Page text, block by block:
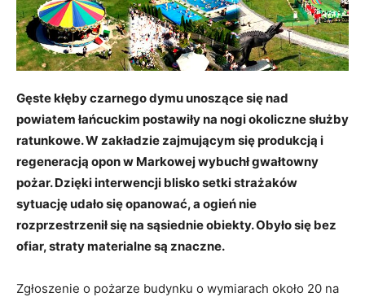
Gęste kłęby czarnego dymu unoszące się nad
powiatem łańcuckim postawiły na nogi okoliczne służby
ratunkowe. W zakładzie zajmującym się produkcją i
regeneracją opon w Markowej wybuchł gwałtowny
pożar. Dzięki interwencji blisko setki strażaków
sytuację udało się opanować, a ogień nie
rozprzestrzenił się na sąsiednie obiekty. Obyło się bez
ofiar, straty materialne są znaczne.
Zgłoszenie o pożarze budynku o wymiarach około 20 na